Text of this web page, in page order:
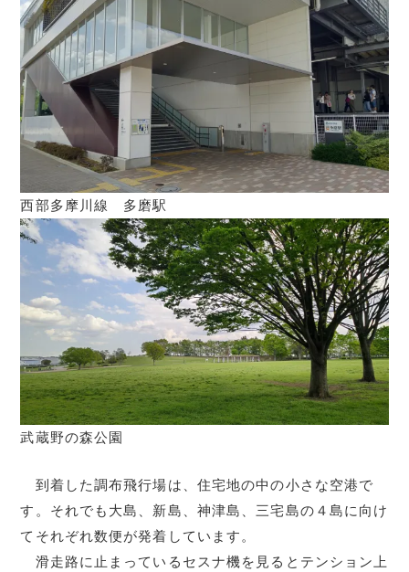
西部多摩川線 多磨駅
武蔵野の森公園
到着した調布飛行場は、住宅地の中の小さな空港で
す。それでも大島、新島、神津島、三宅島の４島に向け
てそれぞれ数便が発着しています。
滑走路に止まっているセスナ機を見るとテンション上